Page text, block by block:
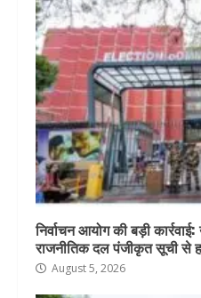
निर्वाचन आयोग की बड़ी
राजनीतिक दल पंजीकृत सूची से
August 5, 2026